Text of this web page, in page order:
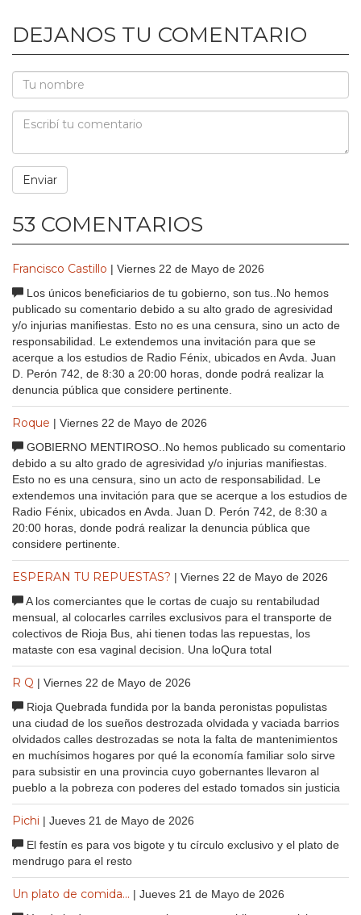
DEJANOS TU COMENTARIO
53 COMENTARIOS
Francisco Castillo | Viernes 22 de Mayo de 2026
Los únicos beneficiarios de tu gobierno, son tus..No hemos
publicado su comentario debido a su alto grado de agresividad
y/o injurias manifiestas. Esto no es una censura, sino un acto de
responsabilidad. Le extendemos una invitación para que se
acerque a los estudios de Radio Fénix, ubicados en Avda. Juan
D. Perón 742, de 8:30 a 20:00 horas, donde podrá realizar la
denuncia pública que considere pertinente.
Roque | Viernes 22 de Mayo de 2026
GOBIERNO MENTIROSO..No hemos publicado su comentario
debido a su alto grado de agresividad y/o injurias manifiestas.
Esto no es una censura, sino un acto de responsabilidad. Le
extendemos una invitación para que se acerque a los estudios de
Radio Fénix, ubicados en Avda. Juan D. Perón 742, de 8:30 a
20:00 horas, donde podrá realizar la denuncia pública que
considere pertinente.
ESPERAN TU REPUESTAS? | Viernes 22 de Mayo de 2026
A los comerciantes que le cortas de cuajo su rentabiludad
mensual, al colocarles carriles exclusivos para el transporte de
colectivos de Rioja Bus, ahi tienen todas las repuestas, los
mataste con esa vaginal decision. Una loQura total
R Q | Viernes 22 de Mayo de 2026
Rioja Quebrada fundida por la banda peronistas populistas
una ciudad de los sueños destrozada olvidada y vaciada barrios
olvidados calles destrozadas se nota la falta de mantenimientos
en muchísimos hogares por qué la economía familiar solo sirve
para subsistir en una provincia cuyo gobernantes llevaron al
pueblo a la pobreza con poderes del estado tomados sin justicia
Pichi | Jueves 21 de Mayo de 2026
El festín es para vos bigote y tu círculo exclusivo y el plato de
mendrugo para el resto
Un plato de comida... | Jueves 21 de Mayo de 2026